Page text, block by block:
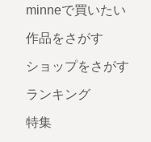
minneで買いたい
作品をさがす
ショップをさがす
ランキング
特集